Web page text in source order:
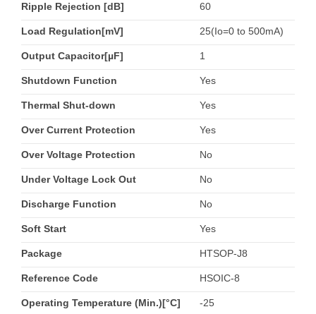
Ripple Rejection [dB] 60
Load Regulation[mV] 25(Io=0 to 500mA)
Output Capacitor[µF] 1
Shutdown Function Yes
Thermal Shut-down Yes
Over Current Protection Yes
Over Voltage Protection No
Under Voltage Lock Out No
Discharge Function No
Soft Start Yes
Package HTSOP-J8
Reference Code HSOIC-8
Operating Temperature (Min.)[°C] -25